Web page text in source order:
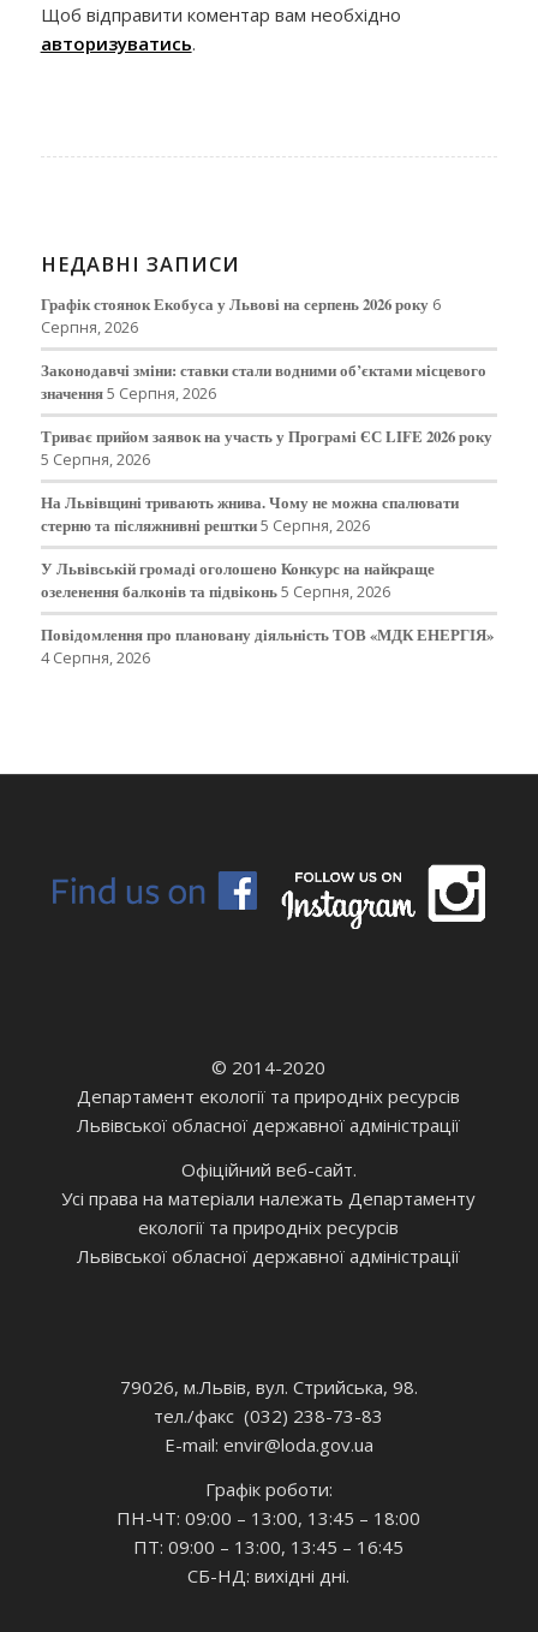
Щоб відправити коментар вам необхідно
авторизуватись.
НЕДАВНІ ЗАПИСИ
Графік стоянок Екобуса у Львові на серпень 2026 року 6
Серпня, 2026
Законодавчі зміни: ставки стали водними об’єктами місцевого
значення5 Серпня, 2026
Триває прийом заявок на участь у Програмі ЄС LIFE 2026 року
5 Серпня, 2026
На Львівщині тривають жнива. Чому не можна спалювати
стерню та післяжнивні рештки5 Серпня, 2026
У Львівській громаді оголошено Конкурс на найкраще
озеленення балконів та підвіконь5 Серпня, 2026
Повідомлення про плановану діяльність ТОВ «МДК ЕНЕРГІЯ»
4 Серпня, 2026
© 2014-2020
Департамент екології та природніх ресурсів
Львівської обласної державної адміністрації
Офіційний веб-сайт.
Усі права на матеріали належать Департаменту
екології та природніх ресурсів
Львівської обласної державної адміністрації
79026, м.Львів, вул. Стрийська, 98.
тел./факс (032) 238-73-83
E-mail: envir@loda.gov.ua
Графік роботи:
ПН-ЧТ: 09:00 – 13:00, 13:45 – 18:00
ПТ: 09:00 – 13:00, 13:45 – 16:45
СБ-НД: вихідні дні.